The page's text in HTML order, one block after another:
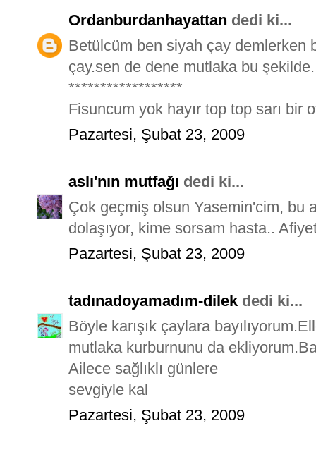
Ordanburdanhayattan dedi ki...
Betülcüm ben siyah çay demlerken
çay.sen de dene mutlaka bu şekilde.
******************
Fisuncum yok hayır top top sarı
Pazartesi, Şubat 23, 2009
aslı'nın mutfağı dedi ki...
Çok geçmiş olsun Yasemin'cim, bu
dolaşıyor, kime sorsam hasta..
Pazartesi, Şubat 23, 2009
tadınadoyamadım-dilek dedi ki...
Böyle karışık çaylara
mutlaka kurburnunu da
Ailece sağlıklı günlere
sevgiyle kal
Pazartesi, Şubat 23, 2009